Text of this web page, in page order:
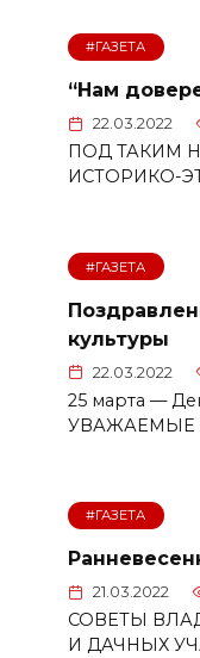
#ГАЗЕТА
“Нам
22.03.2022
ПОД ТАКИМ
ИСТОРИКО-
#ГАЗЕТА
культуры
22.03.2022
25 марта —
УВАЖАЕМЫЕ
#ГАЗЕТА
21.03.2022
СОВЕТЫ
И ДАЧНЫХ